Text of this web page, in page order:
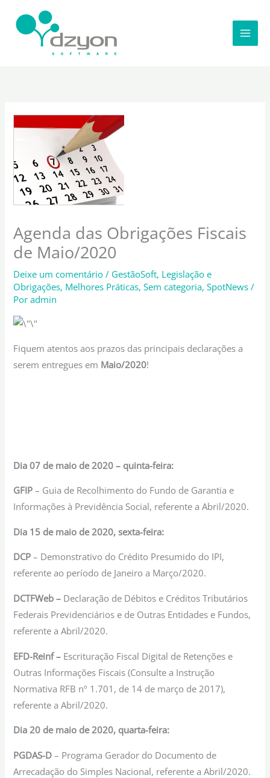
para
Agenda das Obrigações Fiscais
de Maio/2020
Deixe um comentário / GestãoSoft, Legislação e
Obrigações, Melhores Práticas,Sem categoria,SpotNews /
Poradmin
Fiquem atentos aos prazos das principais declarações a
serem entregues em Maio/2020!
Dia 07 de maio de 2020 – quinta-feira:
GFIP – Guia de Recolhimento do Fundo de Garantia e
Informações à Previdência Social, referente a Abril/2020.
Dia 15 de maio de 2020, sexta-feira:
DCP – Demonstrativo do Crédito Presumido do IPI,
referente ao período de Janeiro a Março/2020.
DCTFWeb – Declaração de Débitos e Créditos Tributários
Federais Previdenciários e de Outras Entidades e Fundos,
referente a Abril/2020.
EFD-Reinf – Escrituração Fiscal Digital de Retenções e
Outras Informações Fiscais (Consulte a Instrução
Normativa RFB nº 1.701, de 14 de março de 2017),
referente a Abril/2020.
Dia 20 de maio de 2020, quarta-feira:
PGDAS-D– Programa Gerador do Documento de
Arrecadação do Simples Nacional, referente a Abril/2020.